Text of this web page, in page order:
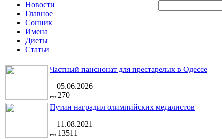
Новости
Главное
Сонник
Имена
Диеты
Статьи
Частный пансионат для престарелых в Одессе
05.06.2026
270
Путин наградил олимпийских медалистов
11.08.2021
13511